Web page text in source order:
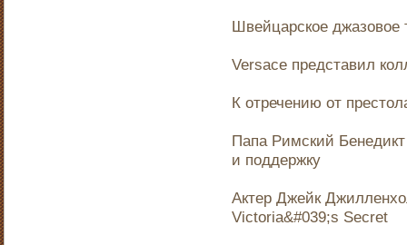
Швейцарское джазовое
Versace представил
К отречению от
Папа Римский
и поддержку
Актер Джейк
Victoria&#039;s Secret